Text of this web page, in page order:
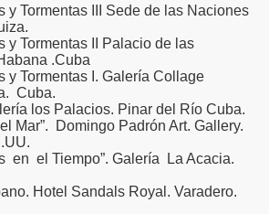
Tormentas III Sede de las Naciones
Tormentas II Palacio de las
.Cuba
Tormentas I. Galería Collage
Cuba.
los Palacios. Pinar del Río Cuba.
Mar”. Domingo Padrón Art. Gallery.
en el Tiempo”. Galería La Acacia.
Hotel Sandals Royal. Varadero.